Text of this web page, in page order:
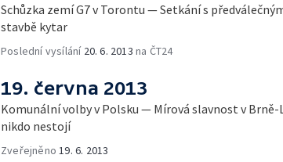
Schůzka zemí G7 v Torontu — Setkání s
stavbě kytar
Poslední vysílání 20. 6. 2013 na ČT24
19. června 2013
Komunální volby v Polsku — Mírová slavnost v
nikdo nestojí
Zveřejněno 19. 6. 2013